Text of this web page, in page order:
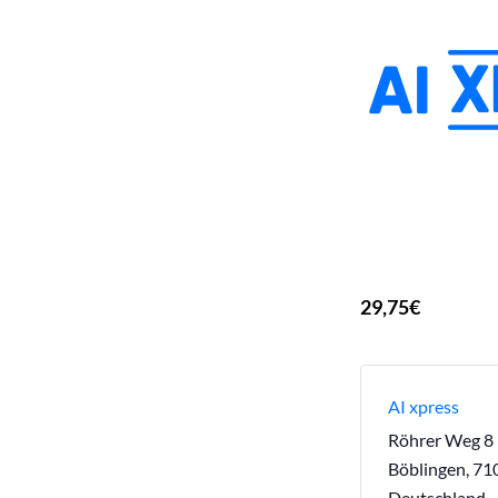
29,75€
AI xpress
Röhrer Weg 8
Böblingen,